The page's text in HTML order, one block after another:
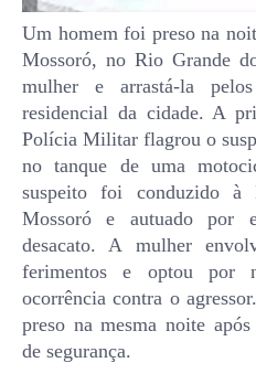
Um homem foi preso na
Mossoró, no Rio Grande
mulher e arrastá-la
residencial da cidade. A
Polícia Militar flagrou o
no tanque de uma
suspeito foi conduzido à
Mossoró e autuado por
desacato. A mulher
ferimentos e optou por
ocorrência contra o
preso na mesma noite
de segurança.